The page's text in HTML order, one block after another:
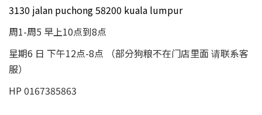
3130 jalan puchong 58200 kuala lumpur
周1-周5 早上10点到8点
星期6 日 下午12点-8点 （部分狗粮不在门店里面 请联系客
服）
HP 0167385863